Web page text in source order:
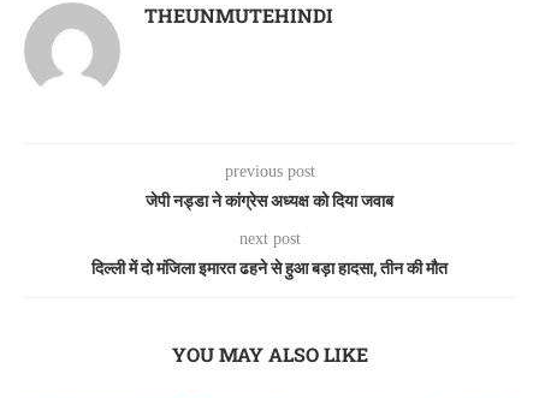
THEUNMUTEHINDI
previous post
जेपी नड्डा ने कांग्रेस अध्यक्ष को दिया जवाब
next post
दिल्ली में दो मंजिला इमारत ढहने से हुआ बड़ा हादसा, तीन की मौत
YOU MAY ALSO LIKE